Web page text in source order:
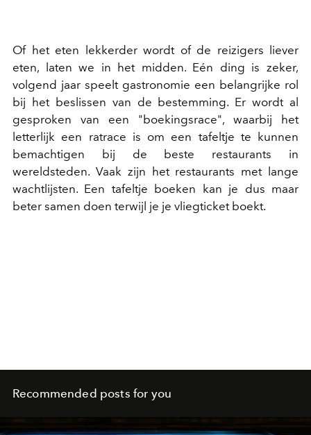
Of het eten lekkerder wordt of de reizigers liever
eten, laten we in het midden. Eén ding is zeker,
volgend jaar speelt gastronomie een belangrijke rol
bij het beslissen van de bestemming. Er wordt al
gesproken van een "boekingsrace", waarbij het
letterlijk een ratrace is om een tafeltje te kunnen
bemachtigen bij de beste restaurants in
wereldsteden. Vaak zijn het restaurants met lange
wachtlijsten. Een tafeltje boeken kan je dus maar
beter samen doen terwijl je je vliegticket boekt.
Recommended posts for you